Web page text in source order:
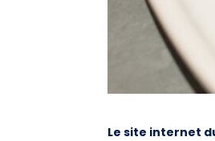
Le site internet